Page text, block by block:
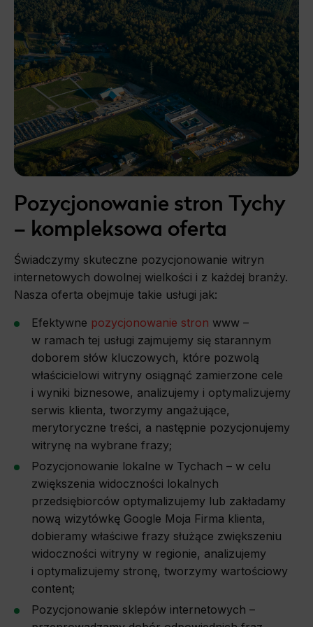
Pozycjonowanie Magento
Pozycjonowanie Lublin
Pozycjonowanie stron Tychy
– kompleksowa oferta
Świadczymy skuteczne pozycjonowanie witryn
internetowych dowolnej wielkości i z każdej branży.
Nasza oferta obejmuje takie usługi jak:
Efektywne pozycjonowanie stron www –
w ramach tej usługi zajmujemy się starannym
doborem słów kluczowych, które pozwolą
właścicielowi witryny osiągnąć zamierzone cele
i wyniki biznesowe, analizujemy i optymalizujemy
serwis klienta, tworzymy angażujące,
merytoryczne treści, a następnie pozycjonujemy
witrynę na wybrane frazy;
Pozycjonowanie lokalne w Tychach – w celu
zwiększenia widoczności lokalnych
przedsiębiorców optymalizujemy lub zakładamy
nową wizytówkę Google Moja Firma klienta,
dobieramy właściwe frazy służące zwiększeniu
widoczności witryny w regionie, analizujemy
i optymalizujemy stronę, tworzymy wartościowy
content;
Pozycjonowanie sklepów internetowych –